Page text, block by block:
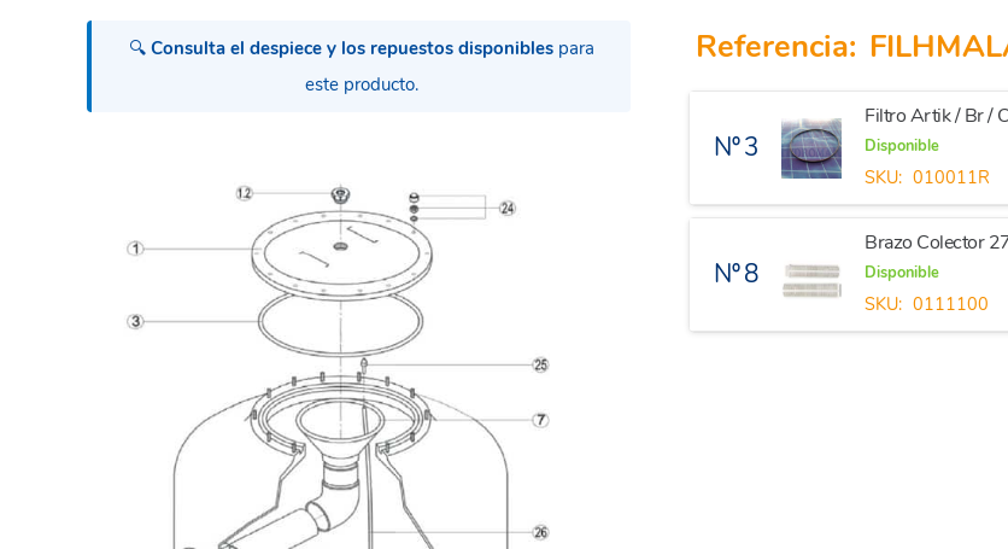
🔍 Consulta el despiece y los repuestos disponiblespara
este producto.
Referencia:
Nº 3
Filtro Artik / Br /
Disponible
SKU: 010011R
Nº 8
Brazo Colector
Disponible
SKU: 0111100